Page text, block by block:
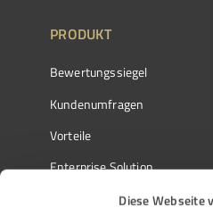
Diese Webseite
PRODUKT
Bewertungssiegel
Kundenumfragen
Vorteile
Enterprise Solution
Partnerprogramm